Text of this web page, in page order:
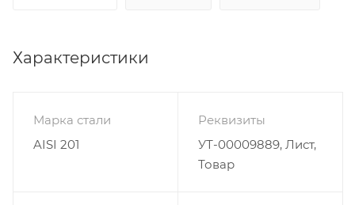
Характеристики
Марка стали
AISI 201
Реквизиты
УТ-00009889, Лист,
Товар